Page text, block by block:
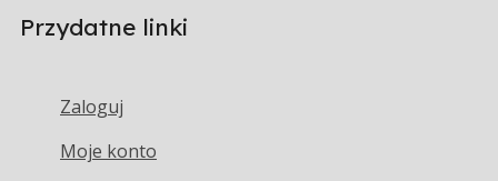
Przydatne linki
Zaloguj
Moje konto